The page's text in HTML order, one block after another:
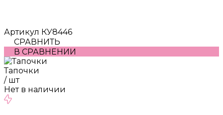
Артикул КУ8446
СРАВНИТЬ
В СРАВНЕНИИ
Тапочки
/ шт
Нет в наличии